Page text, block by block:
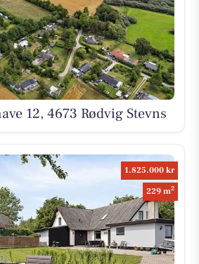
12, 4673 Rødvig Stevns
1.825.000 kr
229 m2